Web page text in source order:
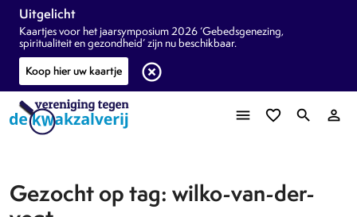
Uitgelicht
Kaartjes voor het jaarsymposium 2026 ‘Gebedsgenezing,
spiritualiteit en gezondheid’ zijn nu beschikbaar.
Koop hier uw kaartje
highlight_off
menu favorite_border search person_outline
Gezocht op tag: wilko-van-der-